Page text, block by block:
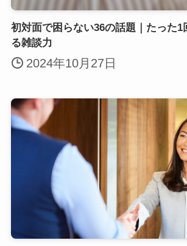
初対面で困らない36の話題｜たった1
る雑談力
2024年10月27日